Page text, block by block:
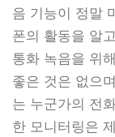
음 기능이 정말
폰의 활동을 알
통화 녹음을 위
좋은 것은 없으
는 누군가의 전
한 모니터링은